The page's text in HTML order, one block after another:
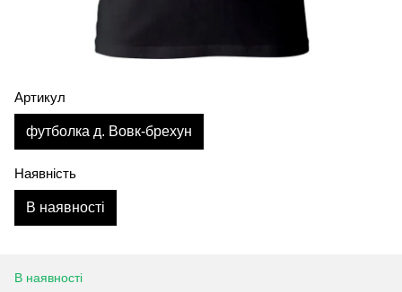
Артикул
футболка д. Вовк-брехун
Наявність
В наявності
В наявності